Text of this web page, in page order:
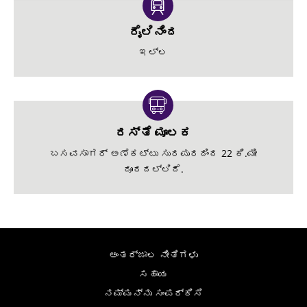
ರೈಲಿನಿಂದ
ಇಲ್ಲ
ರಸ್ತೆ ಮೂಲಕ
ಬಸವಸಾಗರ್ ಅಣೆಕಟ್ಟು ಸುರಪುರದಿಂದ 22 ಕಿ.ಮೀ
ದೂರದಲ್ಲಿದೆ.
ಅಂತರ್ಜಾಲ ನೀತಿಗಳು
ಸಹಾಯ
ನಮ್ಮನ್ನು ಸಂಪರ್ಕಿಸಿ